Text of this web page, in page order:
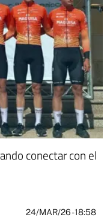
conectar con el
24/MAR/26- 18:58